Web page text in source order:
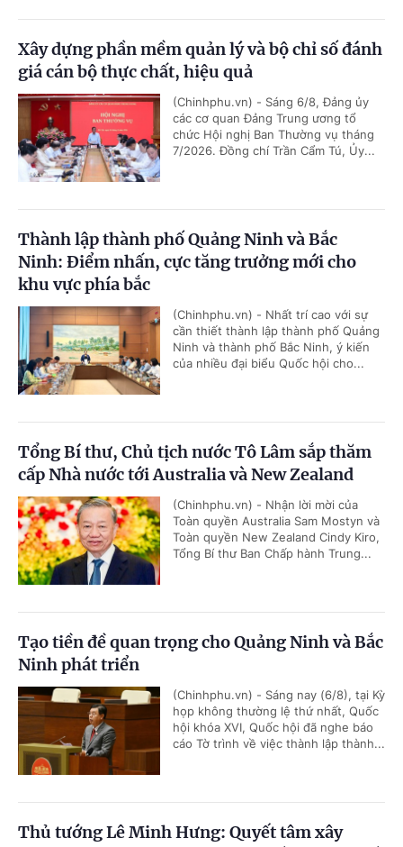
Xây dựng phần mềm quản lý và bộ chỉ số đánh
giá cán bộ thực chất, hiệu quả
(Chinhphu.vn) - Sáng 6/8, Đảng ủy
các cơ quan Đảng Trung ương tổ
chức Hội nghị Ban Thường vụ tháng
7/2026. Đồng chí Trần Cẩm Tú, Ủy...
Thành lập thành phố Quảng Ninh và Bắc
Ninh: Điểm nhấn, cực tăng trưởng mới cho
khu vực phía bắc
(Chinhphu.vn) - Nhất trí cao với sự
cần thiết thành lập thành phố Quảng
Ninh và thành phố Bắc Ninh, ý kiến
của nhiều đại biểu Quốc hội cho...
Tổng Bí thư, Chủ tịch nước Tô Lâm sắp thăm
cấp Nhà nước tới Australia và New Zealand
(Chinhphu.vn) - Nhận lời mời của
Toàn quyền Australia Sam Mostyn và
Toàn quyền New Zealand Cindy Kiro,
Tổng Bí thư Ban Chấp hành Trung...
Tạo tiền đề quan trọng cho Quảng Ninh và Bắc
Ninh phát triển
(Chinhphu.vn) - Sáng nay (6/8), tại Kỳ
họp không thường lệ thứ nhất, Quốc
hội khóa XVI, Quốc hội đã nghe báo
cáo Tờ trình về việc thành lập thành...
Thủ tướng Lê Minh Hưng: Quyết tâm xây